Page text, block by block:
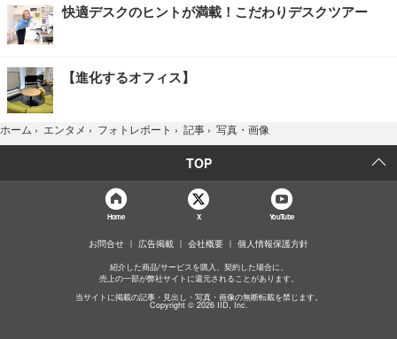
快適デスクのヒントが満載！こだわりデスクツアー
【進化するオフィス】
ホーム › エンタメ › フォトレポート › 記事 › 写真・画像
TOP
Home X YouTube
お問合せ 広告掲載 会社概要 個人情報保護方針
紹介した商品/サービスを購入、契約した場合に、
売上の一部が弊社サイトに還元されることがあります。
当サイトに掲載の記事・見出し・写真・画像の無断転載を禁じます。
Copyright © 2026 IID, Inc.